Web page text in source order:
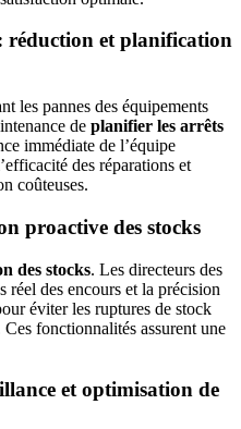
réduction et planification
les pannes des équipements
de planifier les arrêts
immédiate de l’équipe
des réparations et
coûteuses.
proactive des stocks
des stocks. Les directeurs des
réel des encours et la précision
éviter les ruptures de stock
fonctionnalités assurent une
et optimisation de